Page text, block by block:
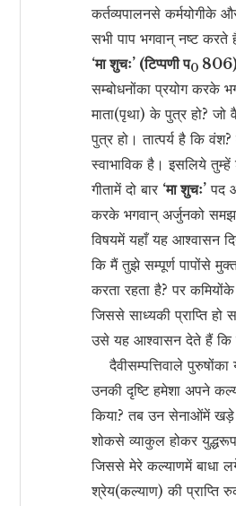
कर्तव्यपालनसे कर्मयोगीके
सभी पाप भगवान् नष्ट
‘मा शुचः’ (टिप्पणी प0
सम्बोधनोंका प्रयोग करके
माता(पृथा) के पुत्र हो? जो
पुत्र हो। तात्पर्य है कि
स्वाभाविक है। इसलिये तुम्हें
गीतामें दो बार ‘मा शुचः’ पद
करके भगवान् अर्जुनको
विषयमें यहाँ यह आश्वासन
कि मैं तुझे सम्पूर्ण पापोंसे
करता रहता है? पर
जिससे साध्यकी प्राप्ति हो
उसे यह आश्वासन देते हैं कि
दैवीसम्पत्तिवाले
उनकी दृष्टि हमेशा अपने
किया? तब उन सेनाओंमें खड़े
शोकसे व्याकुल होकर
जिससे मेरे कल्याणमें बाधा
श्रेय(कल्याण) की प्राप्ति